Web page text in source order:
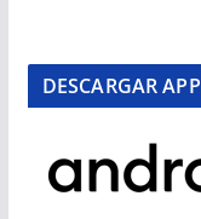
DESCARGAR APP